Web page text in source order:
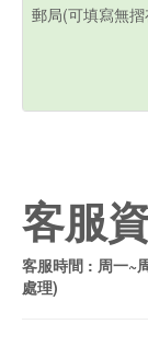
郵局(可填寫無
客服
客服時間 : 周一~
處理)